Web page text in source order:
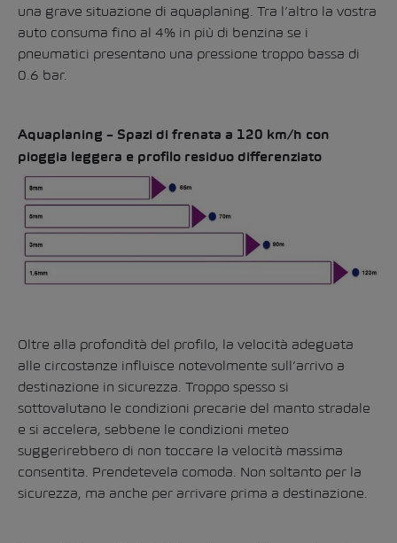
una grave situazione di aquaplaning. Tra l’altro la vostra
auto consuma fino al 4% in più di benzina se i
pneumatici presentano una pressione troppo bassa di
0.6 bar.
Aquaplaning – Spazi di frenata a 120 km/h con
pioggia leggera e profilo residuo differenziato
Oltre alla profondità del profilo, la velocità adeguata
alle circostanze influisce notevolmente sull’arrivo a
destinazione in sicurezza. Troppo spesso si
sottovalutano le condizioni precarie del manto stradale
e si accelera, sebbene le condizioni meteo
suggerirebbero di non toccare la velocità massima
consentita. Prendetevela comoda. Non soltanto per la
sicurezza, ma anche per arrivare prima a destinazione.